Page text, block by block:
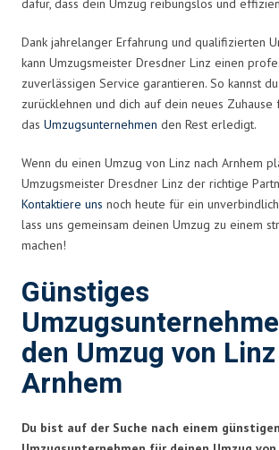
dafür, dass dein Umzug reibungslos und
Dank jahrelanger Erfahrung und qualifizierten
kann Umzugsmeister Dresdner Linz einen
zuverlässigen Service garantieren. So kannst
zurücklehnen und dich auf dein neues Zuhause
das Umzugsunternehmen den Rest erledigt.
Wenn du einen Umzug von Linz nach Arnhem
Umzugsmeister Dresdner Linz der richtige
Kontaktiere uns noch heute für ein
lass uns gemeinsam deinen Umzug zu einem
machen!
Günstiges
den Umzug von
Arnhem
Du bist auf der Suche nach einem günstigen